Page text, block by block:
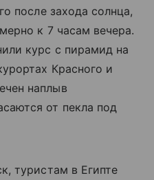
после захода солнца,
к 7 часам вечера.
курс с пирамид на
Красного и
наплыв
от пекла под
туристам в Египте